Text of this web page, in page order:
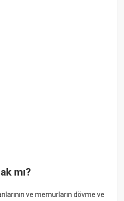
mı?
ve memurların dövme ve